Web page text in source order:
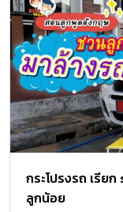
กระโปรงรถ เรีย
ลูกน้อย